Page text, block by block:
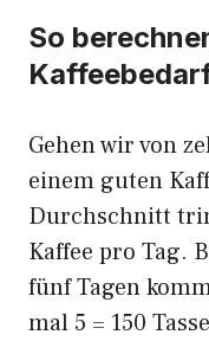
So
Gehen wir von
einem guten
Durchschnitt
Kaffee pro Tag.
fünf Tagen
mal 5 = 150